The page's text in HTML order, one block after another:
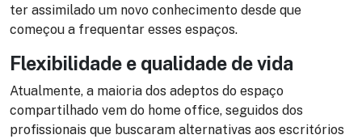
ter assimilado um novo conhecimento desde que
começou a frequentar esses espaços.
Flexibilidade e qualidade de vida
Atualmente, a maioria dos adeptos do espaço
compartilhado vem do home office, seguidos dos
profissionais que buscaram alternativas aos escritórios